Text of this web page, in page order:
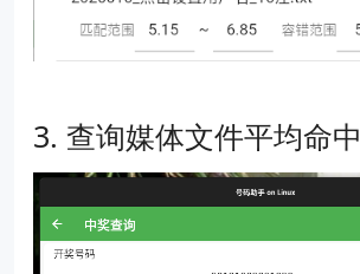
查询媒体文件平均命中